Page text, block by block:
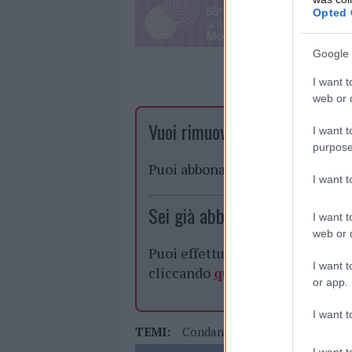
Opted
Google
I want
web or
I want
I want
I want
web or
I want
or app.
I want
Vuoi rimuovere le pubblicità
Puoi abbonarti a
Sei già abbonato?
Puoi effettuare l'accesso
cliccando qui
TEMI: Condannato Omicidio